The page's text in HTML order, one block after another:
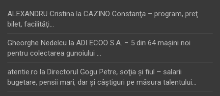
ALEXANDRU Cristina la CAZINO Constanţa – program, preţ
bilet, facilităţi…
Gheorghe Nedelcu la ADI ECOO S.A. – 5 din 64 maşini noi
pentru colectarea gunoiului …
atentie.ro la Directorul Gogu Petre, soţia şi fiul – salarii
bugetare, pensii mari, dar şi câştiguri pe măsura talentului…